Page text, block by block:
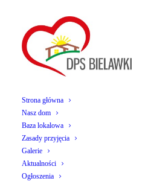
Strona główna
Nasz dom
Baza lokalowa
Zasady przyjęcia
Galerie
Aktualności
Ogłoszenia
Zdjęcia z zabawy